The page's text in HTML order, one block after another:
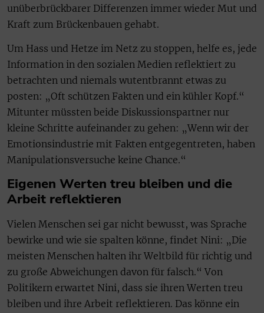
unüberbrückbarer Differenzen immer wieder Mut und
Kraft zum Brückenbauen gehabt.
Um Hass und Hetze im Netz zu stoppen, helfe es, jede
Information in den sozialen Medien reflektiert zu
betrachten und niemals wutentbrannt etwas zu
posten: „Oft schützen Fakten und ein kühler Kopf.“
Mitunter müssten beide Diskussionspartner nur
kleine Schritte aufeinander zu gehen: „Wenn wir der
Emotionsindustrie mit Fakten entgegentreten, haben
Manipulationsversuche keine Chance.“
Eigenen Werten treu bleiben und die
Arbeit reflektieren
Vielen Menschen sei gar nicht bewusst, was Sprache
bewirke und wie sie spalten könne, findet Nini: „Die
meisten Menschen halten ihr Weltbild für richtig und
zu große Abweichungen davon für falsch.“ Von
Politikern erwartet Nini, dass sie ihren Werten treu
bleiben und ihre Arbeit reflektieren. Das könne ein